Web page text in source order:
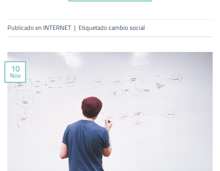
Publicado en INTERNET | Etiquetadocambio social
10
Nov